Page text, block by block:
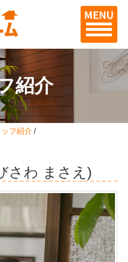
紹介
ッフ紹介
さわ まさえ)